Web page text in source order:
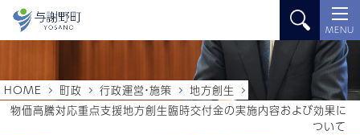
MENU
HOME 町政 行政運営・施策
地方創生
物価高騰対応重点支援地方創生臨時交付金の実施内容および効果に
ついて